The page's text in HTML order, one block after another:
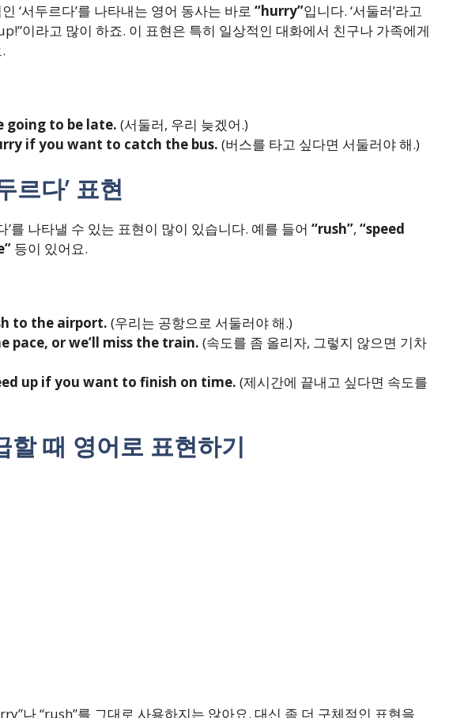
‘서두르다’를 나타내는 영어 동사는 바로 “hurry”입니다. ‘서둘러’라고
이라고 많이 하죠. 이 표현은 특히 일상적인 대화에서 친구나 가족에게
going to be late. (서둘러, 우리 늦겠어.)
if you want to catch the bus. (버스를 타고 싶다면 서둘러야 해.)
르다’ 표현
’를 나타낼 수 있는 표현이 많이 있습니다. 예를 들어 “rush”, “speed
등이 있어요.
to the airport. (우리는 공항으로 서둘러야 해.)
pace, or we’ll miss the train. (속도를 좀 올리자, 그렇지 않으면 기차
up if you want to finish on time. (제시간에 끝내고 싶다면 속도를
할 때 영어로 표현하기
나 “rush”를 그대로 사용하지는 않아요. 대신 좀 더 구체적인 표현을